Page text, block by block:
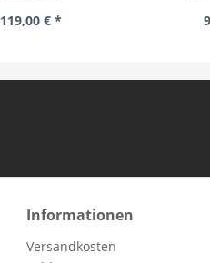
119,00 € *
Informationen
Versandkosten